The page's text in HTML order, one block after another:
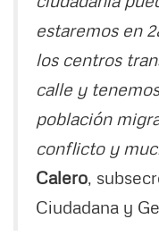
estaremos en
los centros
calle y
población
conflicto y
Calero ,
Ciudadana y